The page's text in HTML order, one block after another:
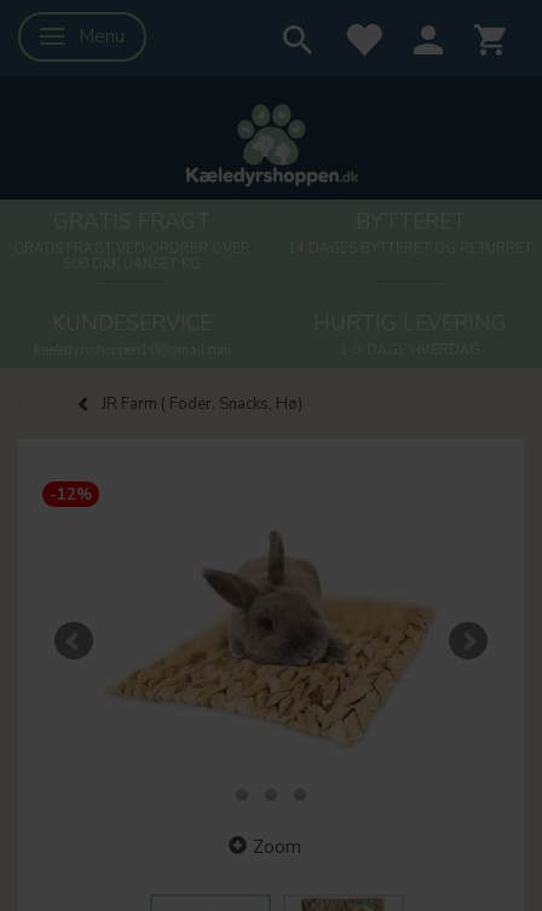
Skifte navigation
Menu
JR Farm ( Foder, Snacks, Hø)
-12%
Zoom